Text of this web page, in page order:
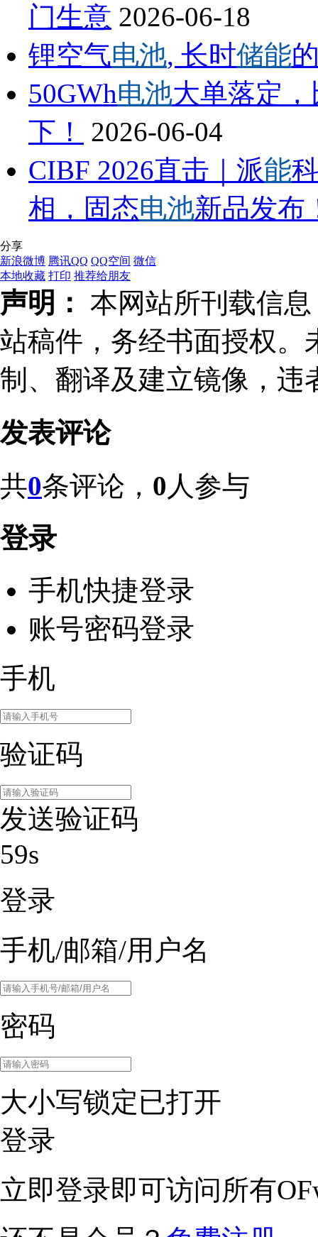
门生意 2026-06-18
锂空气电池, 长时储能
50GWh电池大单落定
下！
2026-06-04
CIBF 2026直击｜派能
相，固态电池新品发布
分享
新浪微博 腾讯QQ QQ空间 微信
本地收藏 打印 推荐给朋友
声明： 本网站所刊载信
站稿件，务经书面授权。
制、翻译及建立镜像，违
发表评论
共0条评论， 0 人参与
登录
手机快捷登录
账号密码登录
手机
验证码
发送验证码
59s
登录
手机/邮箱/用户名
密码
大小写锁定已打开
登录
立即登录即可访问所有